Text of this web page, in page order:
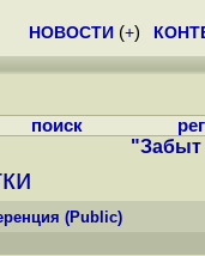
НОВОСТИ (+)
поиск
"Забыт
(Public)